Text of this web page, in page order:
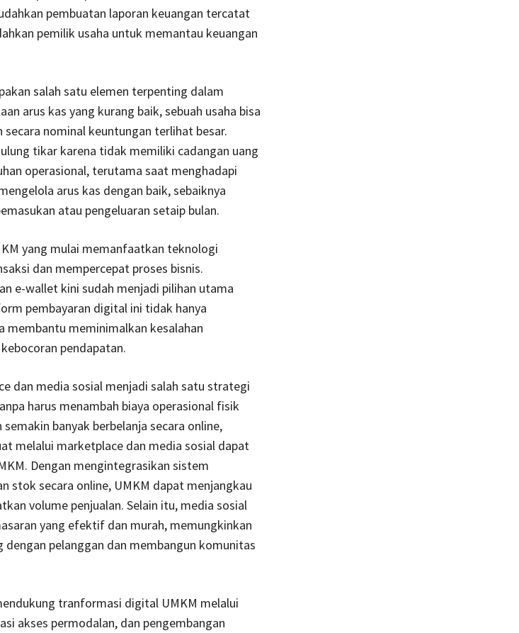
pembuatan laporan keuangan tercatat
pemilik usaha untuk memantau keuangan
salah satu elemen terpenting dalam
arus kas yang kurang baik, sebuah usaha bisa
nominal keuntungan terlihat besar.
tikar karena tidak memiliki cadangan uang
operasional, terutama saat menghadapi
arus kas dengan baik, sebaiknya
atau pengeluaran setaip bulan.
yang mulai memanfaatkan teknologi
dan mempercepat proses bisnis.
e-wallet kini sudah menjadi pilihan utama
pembayaran digital ini tidak hanya
membantu meminimalkan kesalahan
pendapatan.
dan media sosial menjadi salah satu strategi
harus menambah biaya operasional fisik
banyak berbelanja secara online,
melalui marketplace dan media sosial dapat
Dengan mengintegrasikan sistem
stok secara online, UMKM dapat menjangkau
volume penjualan. Selain itu, media sosial
yang efektif dan murah, memungkinkan
pelanggan dan membangun komunitas
tranformasi digital UMKM melalui
akses permodalan, dan pengembangan